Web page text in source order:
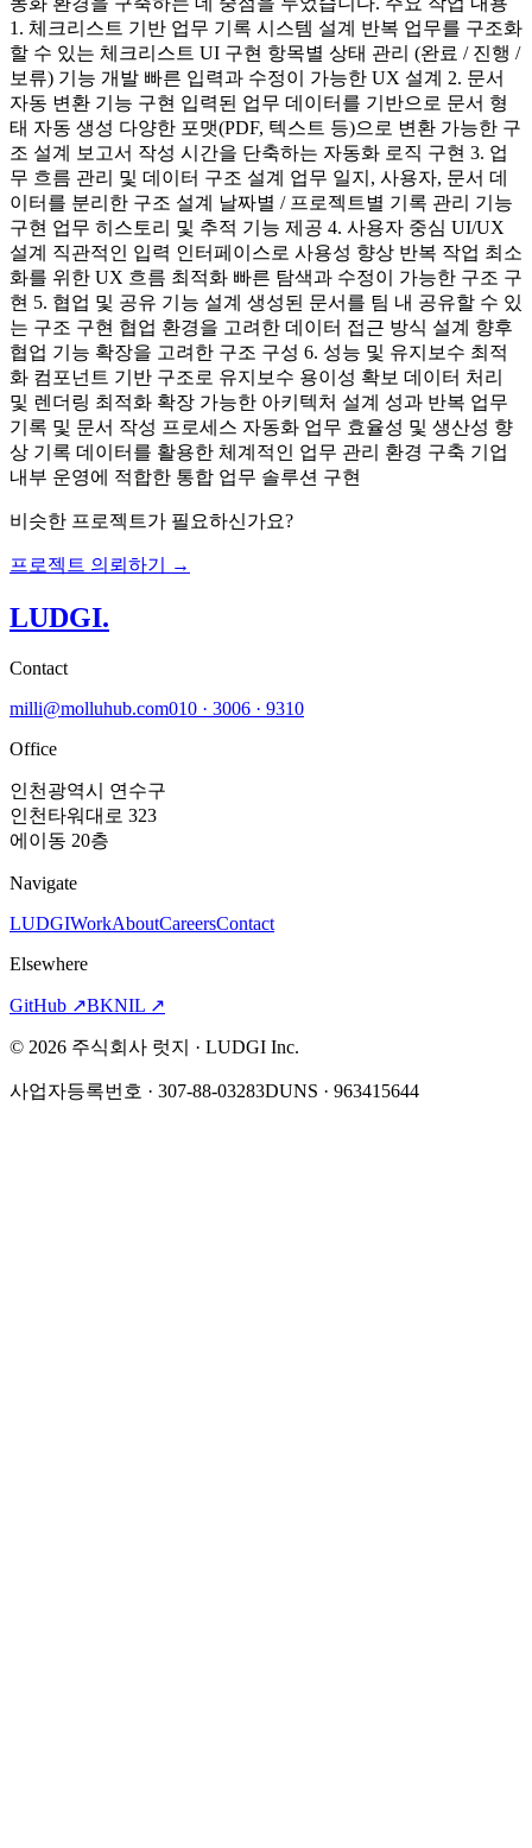
1. 체크리스트 기반 업무 기록 시스템 설계 반복 업무를 구조화
할 수 있는 체크리스트 UI 구현 항목별 상태 관리 (완료 / 진행 /
보류) 기능 개발 빠른 입력과 수정이 가능한 UX 설계 2. 문서
자동 변환 기능 구현 입력된 업무 데이터를 기반으로 문서 형
태 자동 생성 다양한 포맷(PDF, 텍스트 등)으로 변환 가능한 구
조 설계 보고서 작성 시간을 단축하는 자동화 로직 구현 3. 업
무 흐름 관리 및 데이터 구조 설계 업무 일지, 사용자, 문서 데
이터를 분리한 구조 설계 날짜별 / 프로젝트별 기록 관리 기능
구현 업무 히스토리 및 추적 기능 제공 4. 사용자 중심 UI/UX
설계 직관적인 입력 인터페이스로 사용성 향상 반복 작업 최소
화를 위한 UX 흐름 최적화 빠른 탐색과 수정이 가능한 구조 구
현 5. 협업 및 공유 기능 설계 생성된 문서를 팀 내 공유할 수 있
는 구조 구현 협업 환경을 고려한 데이터 접근 방식 설계 향후
협업 기능 확장을 고려한 구조 구성 6. 성능 및 유지보수 최적
화 컴포넌트 기반 구조로 유지보수 용이성 확보 데이터 처리
및 렌더링 최적화 확장 가능한 아키텍처 설계 성과 반복 업무
기록 및 문서 작성 프로세스 자동화 업무 효율성 및 생산성 향
상 기록 데이터를 활용한 체계적인 업무 관리 환경 구축 기업
내부 운영에 적합한 통합 업무 솔루션 구현
비슷한 프로젝트가 필요하신가요?
프로젝트 의뢰하기 →
LUDGI.
Contact
milli@molluhub.com010 · 3006 · 9310
Office
인천광역시 연수구
인천타워대로 323
에이동 20층
Navigate
LUDGIWorkAboutCareersContact
Elsewhere
GitHub ↗BKNIL ↗
© 2026 주식회사 럿지 · LUDGI Inc.
사업자등록번호 · 307-88-03283DUNS · 963415644